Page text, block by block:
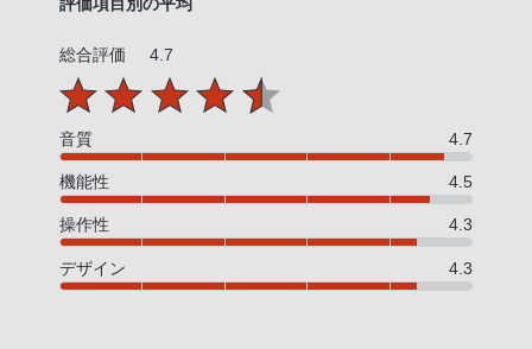
評価項目別の平均
総合評価 4.7
音質 4.7
機能性 4.5
操作性 4.3
デザイン 4.3